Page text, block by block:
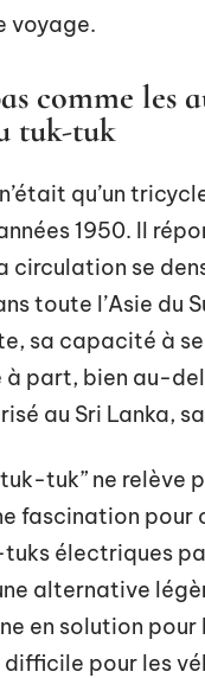
voyage.
comme les
tuk-tuk
qu’un
1950. Il
circulation se
toute l’Asie du
sa capacité à
part, bien au-
au Sri Lanka,
tuk” ne relève
fascination
électriques
alternative
en solution
pour les